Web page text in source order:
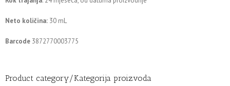
Neto količina: 30 mL
Barcode 3872770003775
Product category/Kategorija proizvoda